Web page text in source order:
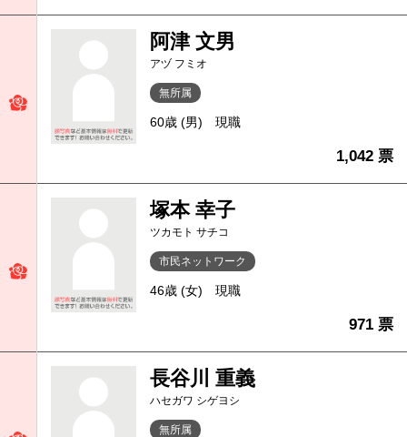
阿津 文男
アヅ フミオ
無所属
60歳 (男) 現職
1,042 票
塚本 幸子
ツカモト サチコ
市民ネットワーク
46歳 (女) 現職
971 票
長谷川 重義
ハセガワ シゲヨシ
無所属